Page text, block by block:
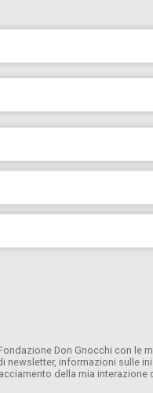
Don Gnocchi con
newsletter, informazioni sulle
della mia